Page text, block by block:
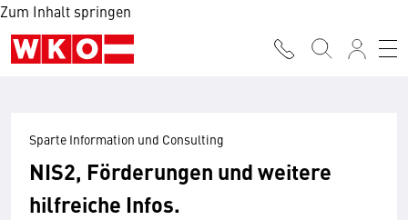
Zum Inhalt springen
Sparte Information und Consulting
NIS2, Förderungen und weitere
hilfreiche Infos.